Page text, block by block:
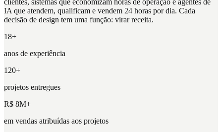
clientes, sistemas que economizam horas de operação e agentes de
IA que atendem, qualificam e vendem 24 horas por dia. Cada
decisão de design tem uma função: virar receita.
18+
anos de experiência
120+
projetos entregues
R$ 8M+
em vendas atribuídas aos projetos